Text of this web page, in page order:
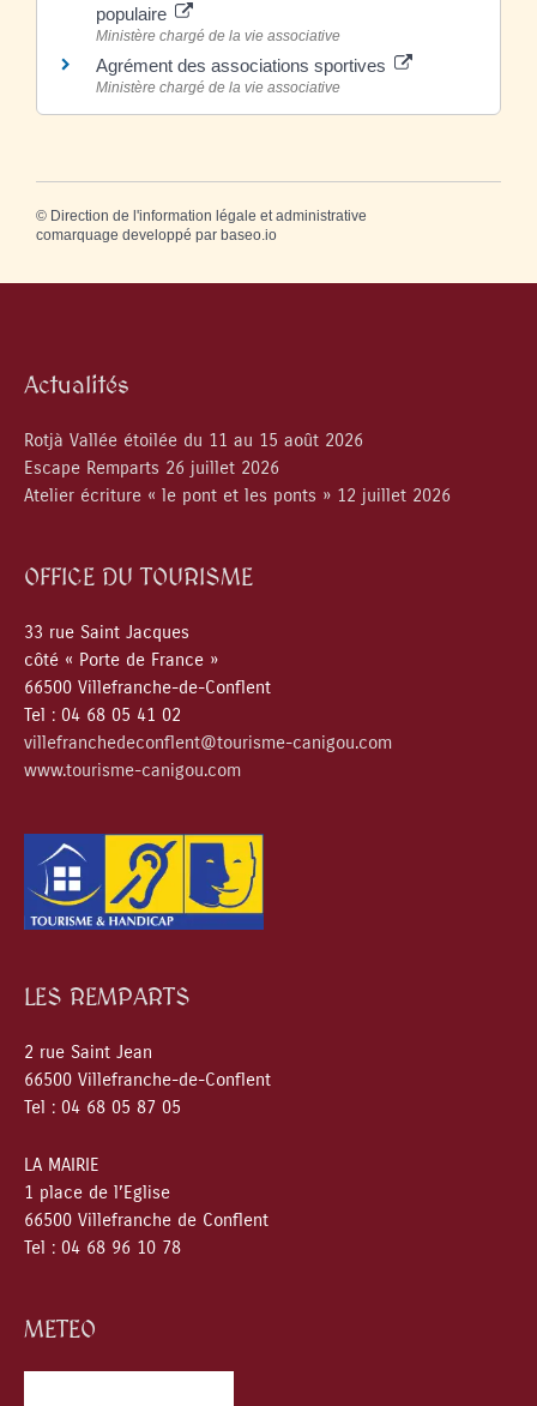
populaire
Ministère chargé de la vie associative
Agrément des associations sportives
Ministère chargé de la vie associative
© Direction de l'information légale et administrative
comarquage developpé par baseo.io
Actualités
Rotjà Vallée étoilée du 11 au 15 août 2026
Escape Remparts 26 juillet 2026
Atelier écriture « le pont et les ponts » 12 juillet 2026
OFFICE DU TOURISME
33 rue Saint Jacques
côté « Porte de France »
66500 Villefranche-de-Conflent
Tel : 04 68 05 41 02
villefranchedeconflent@tourisme-canigou.com
www.tourisme-canigou.com
LES REMPARTS
2 rue Saint Jean
66500 Villefranche-de-Conflent
Tel : 04 68 05 87 05
LA MAIRIE
1 place de l’Eglise
66500 Villefranche de Conflent
Tel : 04 68 96 10 78
METEO